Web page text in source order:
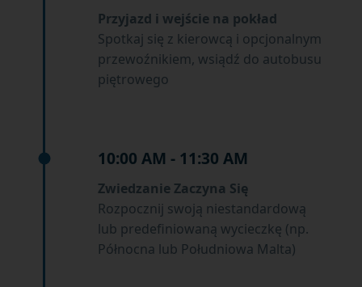
Przyjazd i wejście na pokład
Spotkaj się z kierowcą i opcjonalnym
przewoźnikiem, wsiądź do autobusu
piętrowego
10:00 AM - 11:30 AM
Zwiedzanie Zaczyna Się
Rozpocznij swoją niestandardową
lub predefiniowaną wycieczkę (np.
Północna lub Południowa Malta)